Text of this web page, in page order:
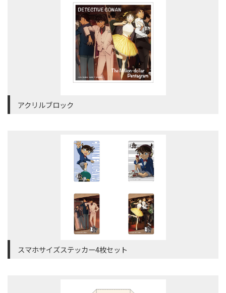
アクリルブロック
スマホサイズステッカー4枚セット